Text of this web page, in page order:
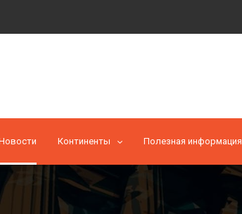
Континенты Полезная информация